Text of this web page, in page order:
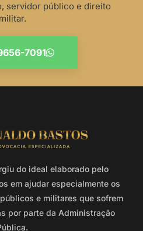
servidor público e direito
militar.
7091
do ideal elaborado pelo
em ajudar especialmente os
e militares que sofrem
por parte da Administração